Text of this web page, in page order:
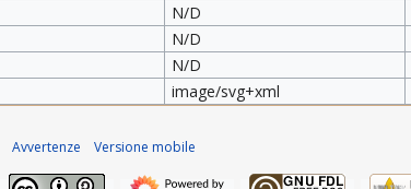
N/D
N/D
N/D
image/svg+xml
Avvertenze Versione mobile